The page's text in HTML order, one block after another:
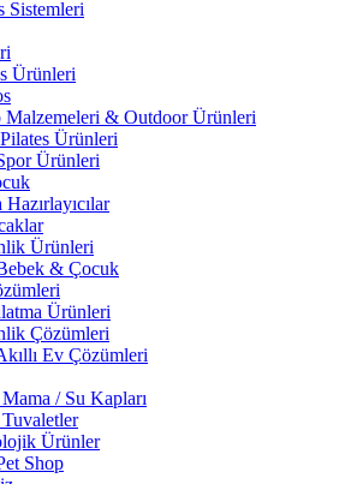
Sistemleri
Ürünleri
Malzemeleri & Outdoor Ürünleri
Ürünleri
Ürünleri
Ürünleri
& Çocuk
Ürünleri
Çözümleri
Ev Çözümleri
Mama / Su Kapları
Tuvaletler
Ürünler
Shop